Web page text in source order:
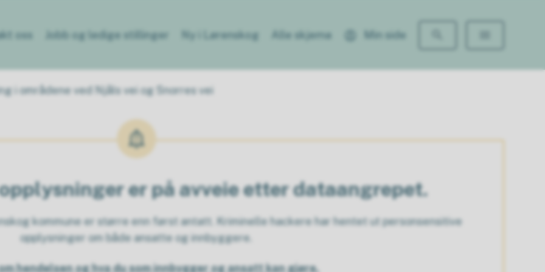
oss Jobb og ledige stillinger Ny i Lørenskog Alle skjema Min side
i områdene ved Njåls vei og Snorres vei
er på avveie etter dataangrepet.
kommune er større enn først antatt. Kriminelle hackere har hentet ut personsensitive
opplysninger om både ansatte og innbyggere.
hendelsen og hva du som innbygger og ansatt kan gjøre.